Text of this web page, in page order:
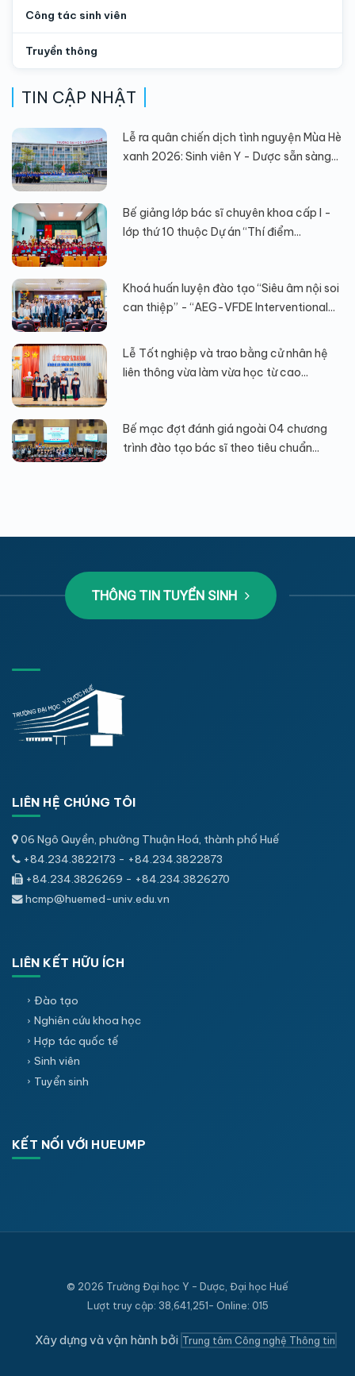
Công tác sinh viên
Truyền thông
TIN CẬP NHẬT
Lễ ra quân chiến dịch tình nguyện Mùa Hè
xanh 2026: Sinh viên Y - Dược sẵn sàng...
Bế giảng lớp bác sĩ chuyên khoa cấp I -
lớp thứ 10 thuộc Dự án “Thí điểm...
Khoá huấn luyện đào tạo “Siêu âm nội soi
can thiệp” - “AEG-VFDE Interventional...
Lễ Tốt nghiệp và trao bằng cử nhân hệ
liên thông vừa làm vừa học từ cao...
Bế mạc đợt đánh giá ngoài 04 chương
trình đào tạo bác sĩ theo tiêu chuẩn...
THÔNG TIN TUYỂN SINH
LIÊN HỆ CHÚNG TÔI
06 Ngô Quyền, phường Thuận Hoá, thành phố Huế
+84.234.3822173 - +84.234.3822873
+84.234.3826269 - +84.234.3826270
hcmp@huemed-univ.edu.vn
LIÊN KẾT HỮU ÍCH
Đào tạo
Nghiên cứu khoa học
Hợp tác quốc tế
Sinh viên
Tuyển sinh
KẾT NỐI VỚI HUEUMP
© 2026 Trường Đại học Y - Dược, Đại học Huế
Lượt truy cập: 38,641,251- Online: 015
Xây dựng và vận hành bởi Trung tâm Công nghệ Thông tin